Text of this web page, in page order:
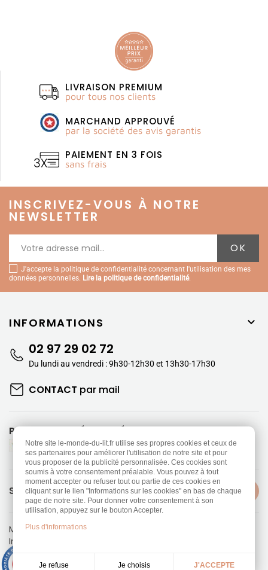
LIVRAISON PREMIUM
pour tous nos clients
MARCHAND APPROUVÉ
par la société des avis garantis
PAIEMENT EN 3 FOIS
sans frais
INSCRIVEZ-VOUS À NOTRE
NEWSLETTER
J'accepte la politique de confidentialité concernant l'utilisation des mes
données personnelles. Lire la politique de confidentialité.
INFORMATIONS 
02 97 29 02 72
Du lundi au vendredi : 9h30-12h30 et 13h30-17h30
CONTACT par mail
PAIEMENTS SÉCURISÉS
SUIVEZ-NOUS
Mentions légales-
Information sur les Cookies
RéalisationDream me up
Notre site le-monde-du-lit.fr utilise ses propres cookies et ceux de
ses partenaires pour améliorer l'utilisation de notre site et pour
vous proposer de la publicité personnalisée. Ces cookies sont
soumis à votre consentement préalable. Vous pouvez à tout
moment accepter ou refuser tout ou partie de ces cookies en
cliquant sur le lien "Informations sur les cookies" en bas de chaque
page de notre site. Pour donner votre consentement à son
utilisation, appuyez sur le bouton Accepter.
Plus d'informations
Je refuse Je choisis J'ACCEPTE